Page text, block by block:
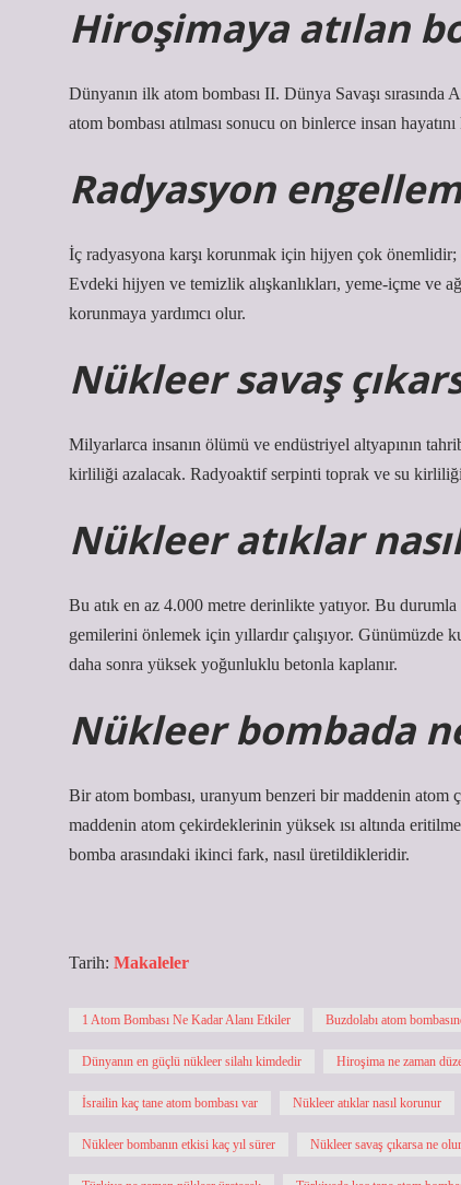
Hiroşimaya atılan
Dünyanın ilk atom bombası II. Dünya Savaşı
atom bombası atılması sonucu on binlerce insan
Radyasyon
İç radyasyona karşı korunmak için hijyen çok
Evdeki hijyen ve temizlik alışkanlıkları, yeme-içme ve
korunmaya yardımcı olur.
Nükleer savaş
Milyarlarca insanın ölümü ve endüstriyel altyapının
kirliliği azalacak. Radyoaktif serpinti toprak ve su
Nükleer atıklar
Bu atık en az 4.000 metre derinlikte yatıyor. Bu
gemilerini önlemek için yıllardır çalışıyor. Günümüzde
daha sonra yüksek yoğunluklu betonla kaplanır.
Nükleer bombada
Bir atom bombası, uranyum benzeri bir maddenin atom
maddenin atom çekirdeklerinin yüksek ısı altında
bomba arasındaki ikinci fark, nasıl üretildikleridir.
Tarih: Makaleler
1 Atom Bombası Ne Kadar Alanı Etkiler Buzdolabı atom
Dünyanın en güçlü nükleer silahı kimdedir Hiroşima ne zaman
İsrailin kaç tane atom bombası var Nükleer atıklar nasıl korunur
Nükleer bombanın etkisi kaç yıl sürer Nükleer savaş çıkarsa ne olur